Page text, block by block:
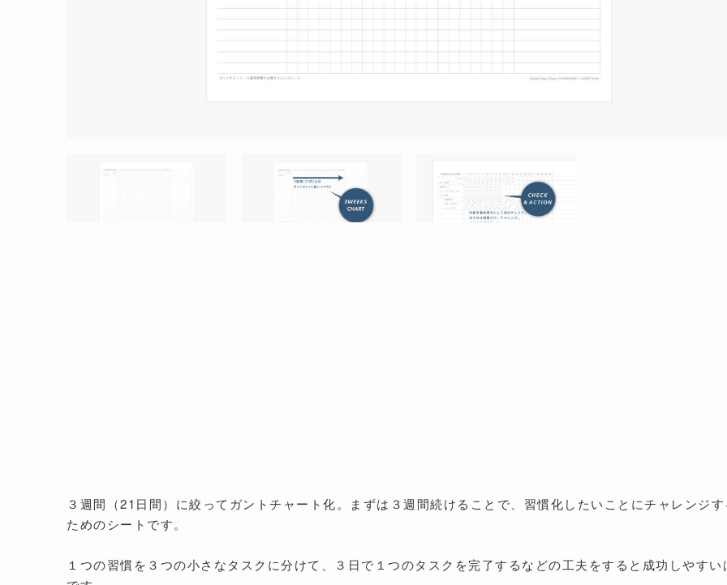
３週間（21日間）に絞ってガントチャート化。まずは３週間続けることで、習慣化したいことにチャレンジ
ためのシートです。
１つの習慣を３つの小さなタスクに分けて、３日で１つのタスクを完了するなどの工夫をすると成功しやすい